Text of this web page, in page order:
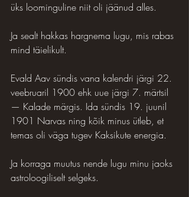
üks loominguline niit oli jäänud alles.
Ja sealt hakkas hargnema lugu, mis rabas
mind täielikult.
Evald Aav sündis vana kalendri järgi 22.
veebruaril 1900 ehk uue järgi 7. märtsil
— Kalade märgis. Ida sündis 19. juunil
1901 Narvas ning kõik minus ütleb, et
temas oli väga tugev Kaksikute energia.
Ja korraga muutus nende lugu minu jaoks
astroloogiliselt selgeks.